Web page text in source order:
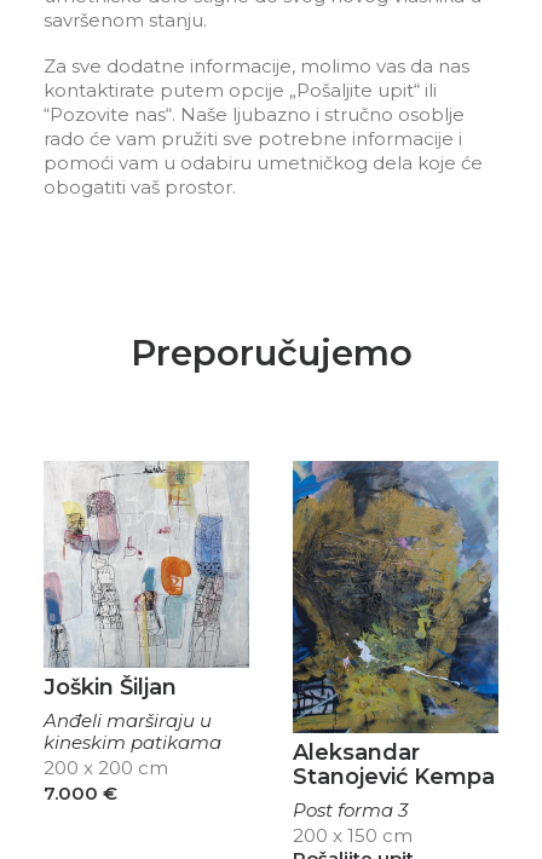
savršenom stanju.
Za sve dodatne informacije, molimo vas da nas
kontaktirate putem opcije „Pošaljite upit“ ili
“Pozovite nas“. Naše ljubazno i stručno osoblje
rado će vam pružiti sve potrebne informacije i
pomoći vam u odabiru umetničkog dela koje će
obogatiti vaš prostor.
Preporučujemo
Joškin Šiljan
Anđeli marširaju u
kineskim patikama
200 x 200 cm
7.000 €
Aleksandar
Stanojević Kempa
Post forma 3
200 x 150 cm